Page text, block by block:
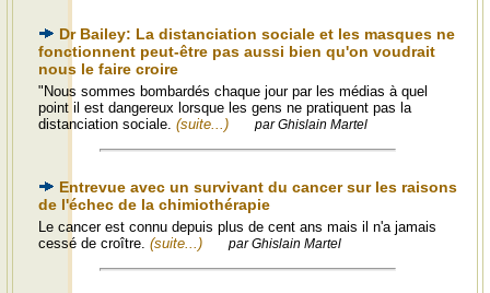
Dr Bailey: La distanciation sociale et les masques ne
fonctionnent peut-être pas aussi bien qu'on voudrait
nous le faire croire
"Nous sommes bombardés chaque jour par les médias à quel
point il est dangereux lorsque les gens ne pratiquent pas la
distanciation sociale. (suite...) par Ghislain Martel
Entrevue avec un survivant du cancer sur les raisons
de l'échec de la chimiothérapie
Le cancer est connu depuis plus de cent ans mais il n'a jamais
cessé de croître. (suite...) par Ghislain Martel